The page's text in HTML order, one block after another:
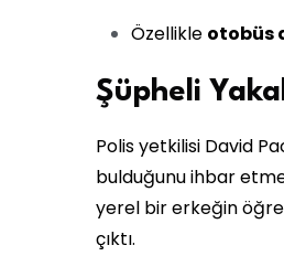
Özellikle otobüs
Şüpheli
Polis yetkilisi David
bulduğunu ihbar
yerel bir erkeğin
çıktı.